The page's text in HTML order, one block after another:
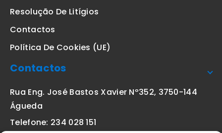
Resolução De Litígios
Contactos
Política De Cookies (UE)
Contactos
Rua Eng. José Bastos Xavier Nº352, 3750-144
Águeda
Telefone: 234 028 151